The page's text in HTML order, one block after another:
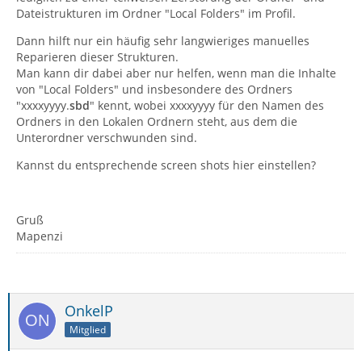
Dateistrukturen im Ordner "Local Folders" im Profil.
Dann hilft nur ein häufig sehr langwieriges manuelles
Reparieren dieser Strukturen.
Man kann dir dabei aber nur helfen, wenn man die Inhalte
von "Local Folders" und insbesondere des Ordners
"xxxxyyyy.sbd" kennt, wobei xxxxyyyy für den Namen des
Ordners in den Lokalen Ordnern steht, aus dem die
Unterordner verschwunden sind.
Kannst du entsprechende screen shots hier einstellen?
Gruß
Mapenzi
OnkelP
Mitglied